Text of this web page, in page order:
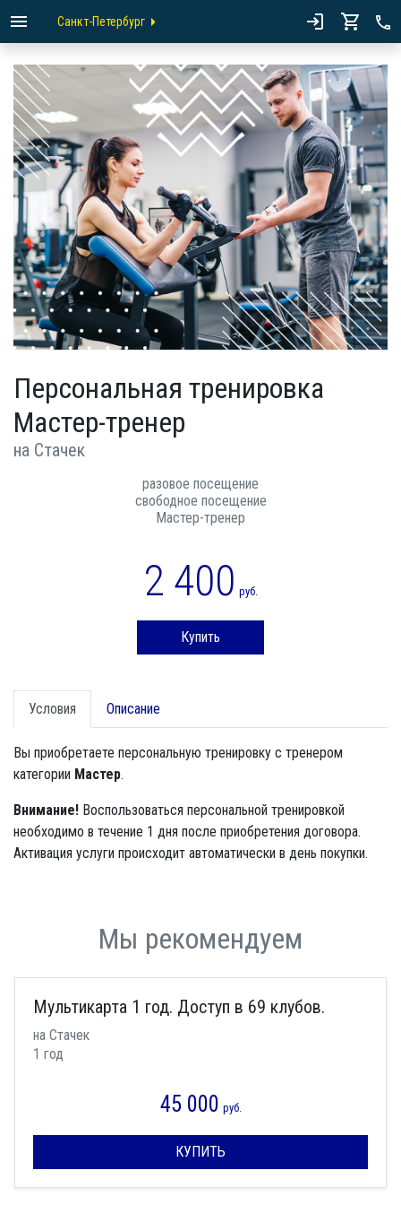
Санкт-Петербург
Персональная тренировка
Мастер-тренер
на Стачек
разовое посещение
свободное посещение
Мастер-тренер
2 400 руб.
Купить
Условия Описание
Вы приобретаете персональную тренировку с тренером
категории Мастер.
Внимание! Воспользоваться персональной тренировкой
необходимо в течение 1 дня после приобретения договора.
Активация услуги происходит автоматически в день покупки.
Мы рекомендуем
Мультикарта 1 год. Доступ в 69 клубов.
на Стачек
1 год
45 000 руб.
КУПИТЬ